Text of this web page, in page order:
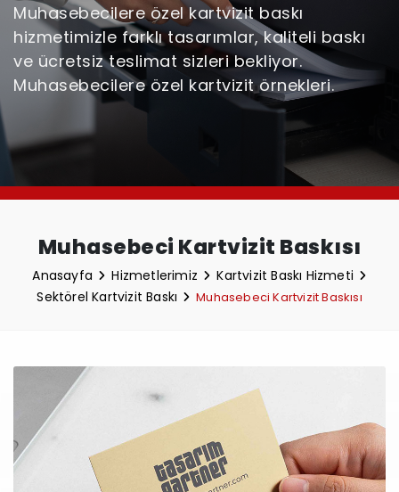
Muhasebecilere özel kartvizit baskı
hizmetimizle farklı tasarımlar, kaliteli baskı
ve ücretsiz teslimat sizleri bekliyor.
Muhasebecilere özel kartvizit örnekleri.
Muhasebeci Kartvizit Baskısı
Anasayfa Hizmetlerimiz
Kartvizit Baskı Hizmeti
Sektörel Kartvizit Baskı
Muhasebeci Kartvizit Baskısı